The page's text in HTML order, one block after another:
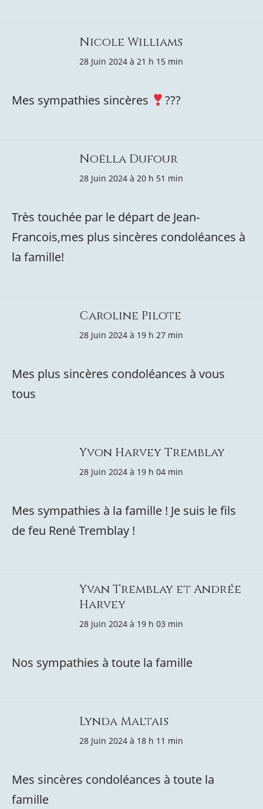
Nicole Williams
28 Juin 2024 à 21 h 15 min
Mes sympathies sincères ???
Noëlla Dufour
28 Juin 2024 à 20 h 51 min
Très touchée par le départ de Jean-
Francois,mes plus sincères condoléances à
la famille!
Caroline Pilote
28 Juin 2024 à 19 h 27 min
Mes plus sincères condoléances à vous
tous
Yvon Harvey Tremblay
28 Juin 2024 à 19 h 04 min
Mes sympathies à la famille ! Je suis le fils
de feu René Tremblay !
Yvan Tremblay et Andrée
Harvey
28 Juin 2024 à 19 h 03 min
Nos sympathies à toute la famille
Lynda Maltais
28 Juin 2024 à 18 h 11 min
Mes sincères condoléances à toute la
famille